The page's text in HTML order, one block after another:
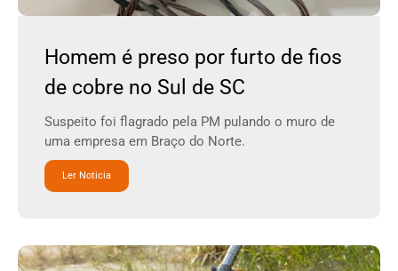
Homem é preso por furto de fios
de cobre no Sul de SC
Suspeito foi flagrado pela PM pulando o muro de
uma empresa em Braço do Norte.
Ler Noticia